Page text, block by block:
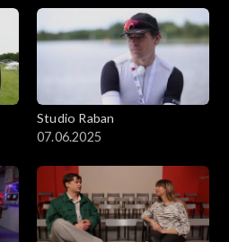
Studio Raban
07.06.2025